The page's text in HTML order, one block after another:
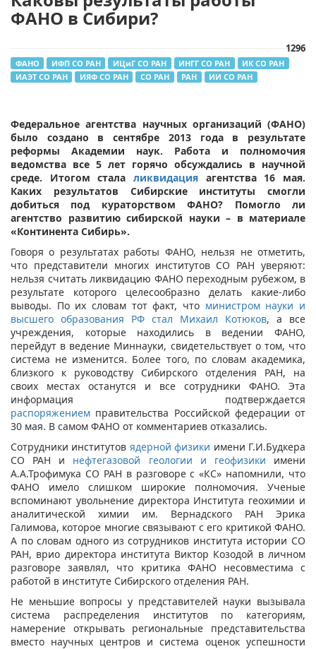
ФАНО в Сибири?
1296
ФАНО ИФП СО РАН ИЦиГ СО РАН ИНГГ СО РАН
ИК СО РАН
ИАЭТ СО РАН
ИЯФ СО РАН СО РАН РАН ИИ СО РАН
Федеральное агентства научных организаций (ФАНО)
было создано в сентябре 2013 года в результате
реформы Академии наук. Работа и полномочия
ведомства все 5 лет горячо обсуждались в научной
среде. Итогом стала ликвидация агентства 16 мая.
Каких результатов Сибирские институты смогли
добиться под кураторством ФАНО? Помогло ли
агентство развитию сибирской науки – в материале
«Континента Сибирь».
Говоря о результатах работы ФАНО, нельзя не отметить,
что представители многих институтов СО РАН уверяют:
нельзя считать ликвидацию ФАНО переходным рубежом, в
результате которого целесообразно делать какие-либо
выводы. По их словам тот факт, что министром науки и
высшего образования РФ стал Михаил Котюков, а все
учреждения, которые находились в ведении ФАНО,
перейдут в ведение Миннауки, свидетельствует о том, что
система не изменится. Более того, по словам академика,
близкого к руководству Сибирского отделения РАН, на
своих местах останутся и все сотрудники ФАНО. Эта
информация подтверждается
распоряжением правительства Российской федерации от
30 мая. В самом ФАНО от комментариев отказались.
Сотрудники институтов ядерной физики имени Г.И.Будкера
СО РАН и нефтегазовой геологии и геофизики имени
А.А.Трофимука СО РАН в разговоре с «КС» напомнили, что
ФАНО имело слишком широкие полномочия. Ученые
вспоминают увольнение директора Института геохимии и
аналитической химии им. Вернадского РАН Эрика
Галимова, которое многие связывают с его критикой ФАНО.
А по словам одного из сотрудников института истории СО
РАН, врио директора института Виктор Козодой в личном
разговоре заявлял, что критика ФАНО несовместима с
работой в институте Сибирского отделения РАН.
Не меньшие вопросы у представителей науки вызывала
система распределения институтов по категориям,
намерение открывать региональные представительства
вместо научных центров и система оценок успешности